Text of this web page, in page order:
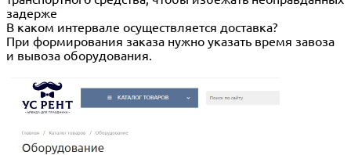
задерже
В каком интервале осуществляется доставка?
При формирования заказа нужно указать время завоза
и вывоза оборудования.